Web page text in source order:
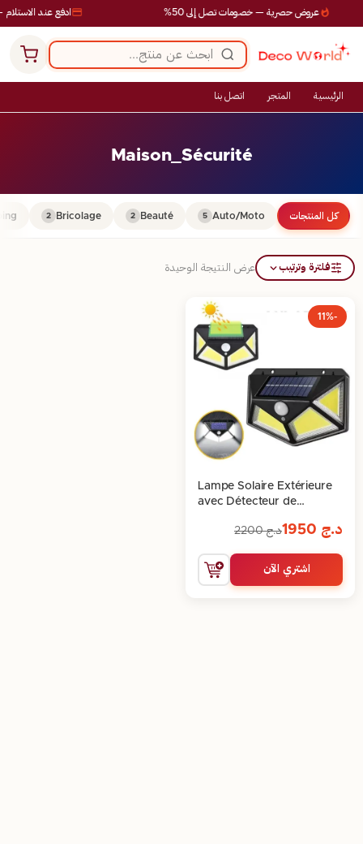
ادفع عند الاستلام عروض حصرية — خصومات تصل إلى 50%
الرئيسية المتجر اتصل بنا
Maison_Sécurité
كل المنتجات Auto/Moto
5
Beauté
2
Bricolage
2
فلترة وترتيب عرض النتيجة الوحيدة
-11%
Lampe Solaire Extérieure
avec Détecteur de
د.ج د.ج2200
اشتري الآن